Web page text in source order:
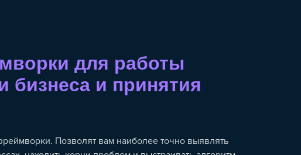
для работы
бизнеса и принятия
Позволят вам наиболее точно выявлять